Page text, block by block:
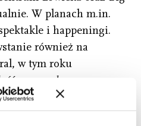
W planach m.in.
i happeningi.
również na
w tym roku
w czasach zarazy